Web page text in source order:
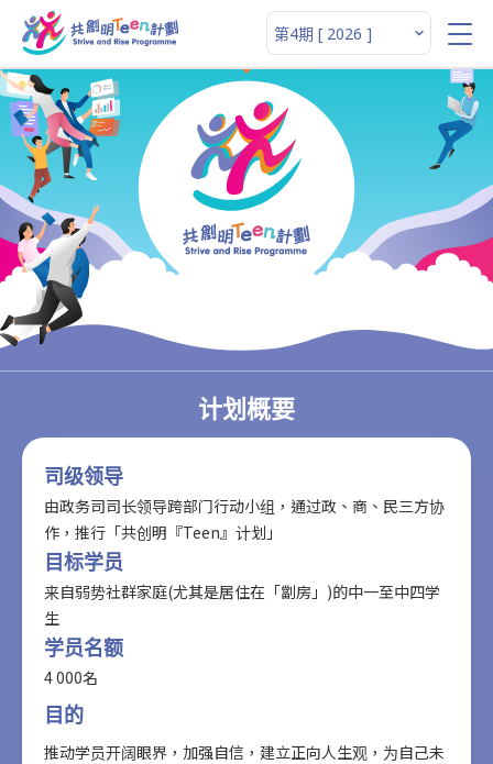
计划概要
司级领导
由政务司司长领导跨部门行动小组，通过政、商、民三方协
作，推行「共创明『Teen』计划」
目标学员
来自弱势社群家庭(尤其是居住在「劏房」)的中一至中四学
生
学员名额
4 000名
目的
推动学员开阔眼界，加强自信，建立正向人生观，为自己未